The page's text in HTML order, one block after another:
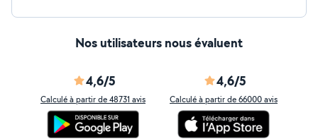
à me solliciter Diplômé ACACED A+
Nos utilisateurs nous évaluent
4,6/5
Calculé à partir de 48731 avis
4,6/5
Calculé à partir de 66000 avis